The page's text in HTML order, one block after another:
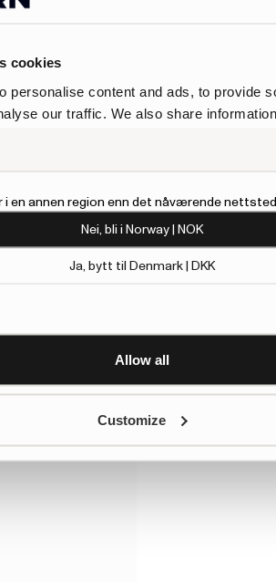
cookies
personalise content and ads, to provide
our traffic. We also share
information that you’ve provided to
control over their data and ad
Personalisation and Control page.
Google’s Personalisation and
Allow all
Customize
i en annen region enn det nåværende
Nei, bli i Norway | NOK
Ja, bytt til Denmark | DKK